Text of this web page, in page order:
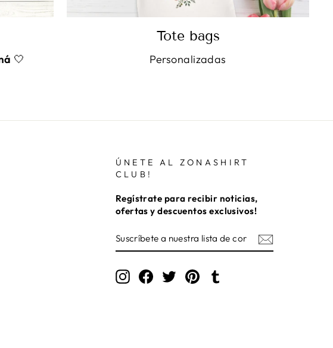
🤍
Tote bags
Personalizadas
ÚNETE AL ZONASHIRT
CLUB!
Regístrate para recibir noticias,
ofertas y descuentos exclusivos!
A
NUESTRA
DE
CORREO
InstagramFacebook
TwitterPinterest